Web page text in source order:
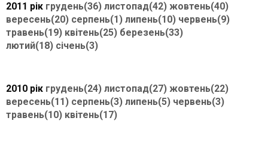
2011 рік грудень(36) листопад(42) жовтень(40)
вересень(20) серпень(1) липень(10) червень(9)
травень(19) квітень(25) березень(33)
лютий(18) січень(3)
2010 рік грудень(24) листопад(27) жовтень(22)
вересень(11) серпень(3) липень(5) червень(3)
травень(10) квітень(17)